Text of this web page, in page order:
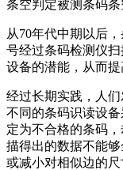
条空判定被测条码
从70年代中期以后
号经过条码检测仪
设备的潜能，从而提
经过长期实践，人
不同的条码识读设
定为不合格的条码
描得出的数据不能
或减小对相似边的